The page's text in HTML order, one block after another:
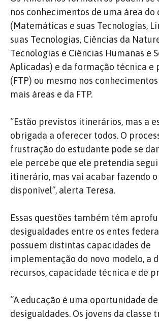
nos conhecimentos de uma área
(Matemáticas e suas Tecnologias,
suas Tecnologias, Ciências da
Tecnologias e Ciências Humanas e
Aplicadas) e da formação técnica e
(FTP) ou mesmo nos
mais áreas e da FTP.
“Estão previstos itinerários, mas a
obrigada a oferecer todos. O
frustração do estudante pode se
ele percebe que ele pretendia
itinerário, mas vai acabar fazendo
disponível”, alerta Teresa.
Essas questões também têm
desigualdades entre os entes
possuem distintas capacidades de
implementação do novo modelo, a
recursos, capacidade técnica e de
“A educação é uma oportunidade
desigualdades. Os jovens da classe